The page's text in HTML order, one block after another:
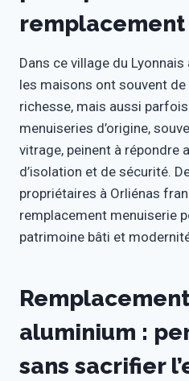
Dans ce village du
les maisons ont souvent de
richesse, mais aussi
menuiseries d’origine,
vitrage, peinent à répondre
d’isolation et de sécurité.
propriétaires à Orliénas
remplacement menuiserie
patrimoine bâti et
aluminium :
sans sacrifier